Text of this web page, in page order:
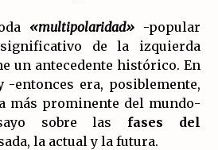
«multipolaridad»-popular
de la izquierda
un antecedente histórico. En
-entonces era, posiblemente,
más prominente del mundo-
sobre las fases del
la actual y la futura.